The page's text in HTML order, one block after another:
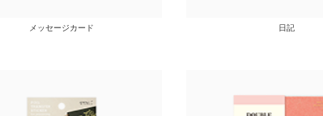
メッセージカード 日記